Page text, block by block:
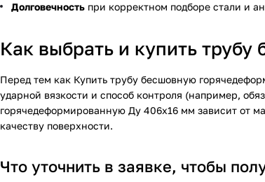
Долговечность при корректном подборе стали и
Как выбрать и купить
Перед тем как Купить трубу бесшовную
ударной вязкости и способ контроля (например,
горячедеформированную Ду 406х16 мм зависит от
качеству поверхности.
Что уточнить в заявке, чтобы